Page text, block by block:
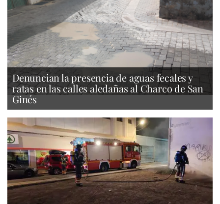
Denuncian la presencia de aguas fecales y
ratas en las calles aledañas al Charco de San
Ginés